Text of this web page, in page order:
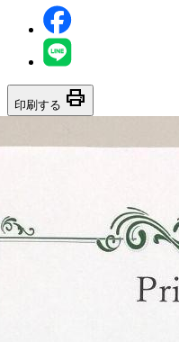
印刷する print